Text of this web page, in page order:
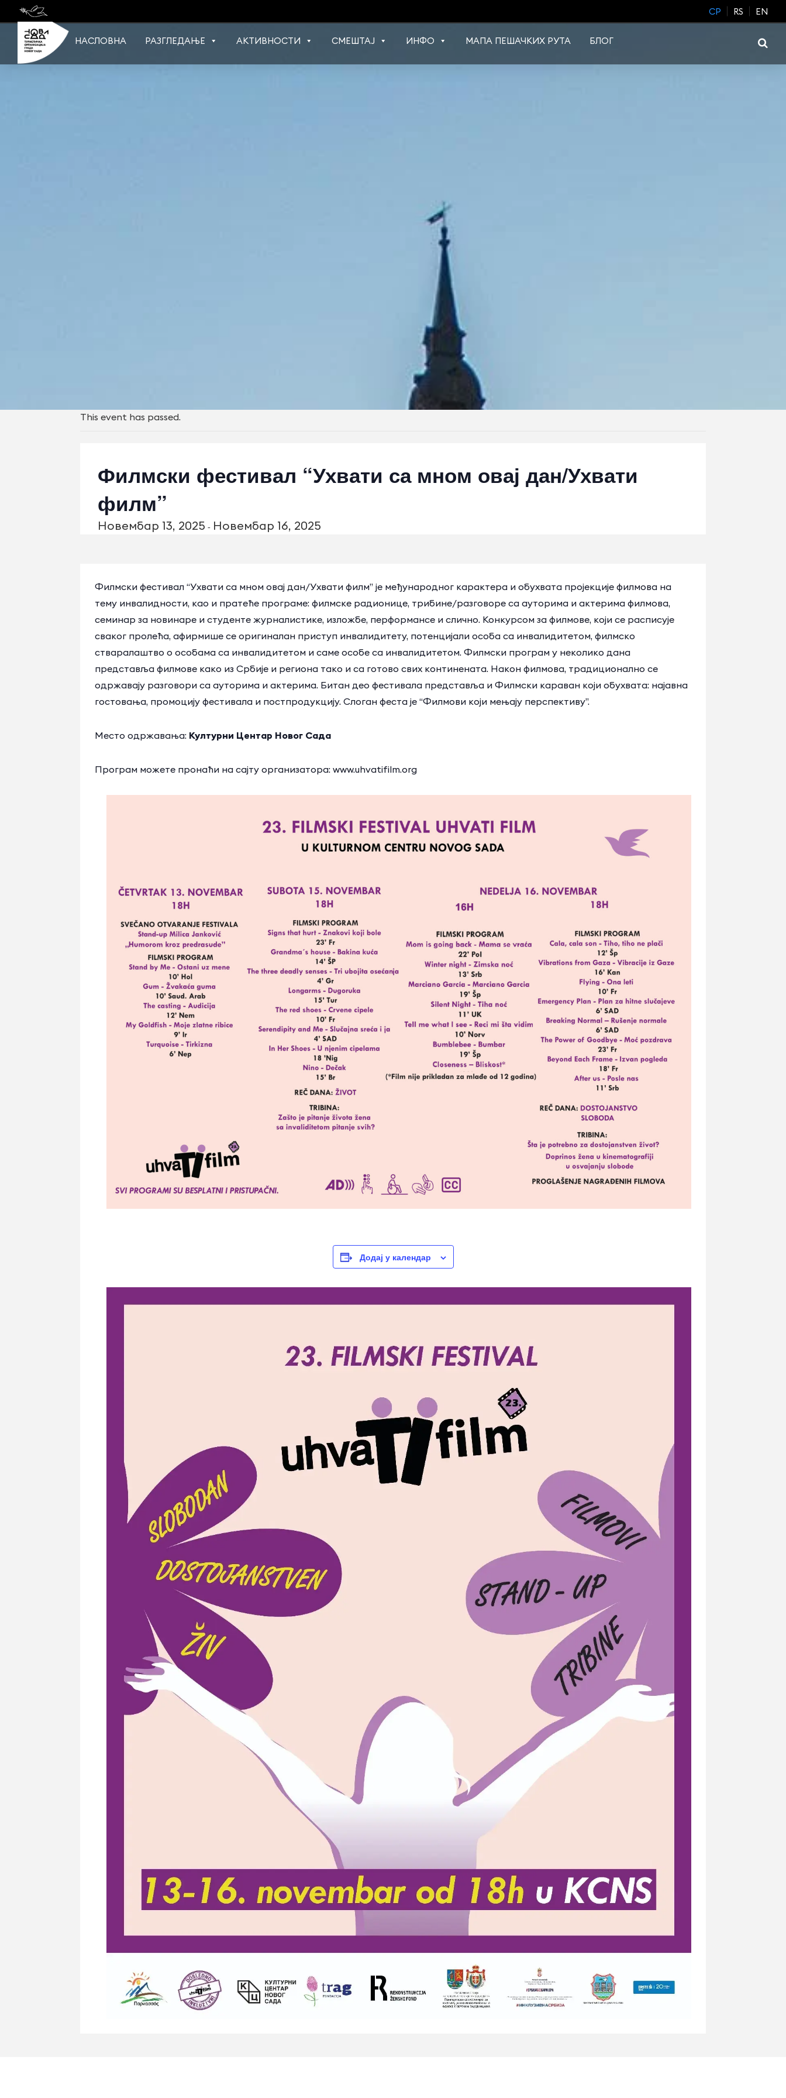
content
CP RS EN
НАСЛОВНА РАЗГЛЕДАЊЕ АКТИВНОСТИ СМЕШТАЈ ИНФО МАПА ПЕШАЧКИХ РУТА БЛОГ
This event has passed.
Филмски фестивал “Ухвати са мном овај дан/Ухвати
филм”
Новембар 13, 2025 - Новембар 16, 2025
Филмски фестивал “Ухвати са мном овај дан/Ухвати филм” је међународног карактера и обухвата пројекције филмова на
тему инвалидности, као и пратеће програме: филмске радионице, трибине/разговоре са ауторима и актерима филмова,
семинар за новинаре и студенте журналистике, изложбе, перформансе и слично. Конкурсом за филмове, који се расписујe
сваког пролећа, афирмише се оригиналан приступ инвалидитету, потенцијали особа са инвалидитетом, филмско
стваралаштво о особама са инвалидитетом и саме особе са инвалидитетом. Филмски програм у неколико дана
представља филмове како из Србије и региона тако и са готово свих континената. Након филмова, традиционално се
одржавају разговори са ауторима и актерима. Битан део фестивала представља и Филмски караван који обухвата: најавна
гостовања, промоцију фестивала и постпродукцију. Слоган феста је “Филмови који мењају перспективу”.
Место одржавања: Културни Центар Новог Сада
Програм можете пронаћи на сајту организатора: www.uhvatifilm.org
Додај у календар